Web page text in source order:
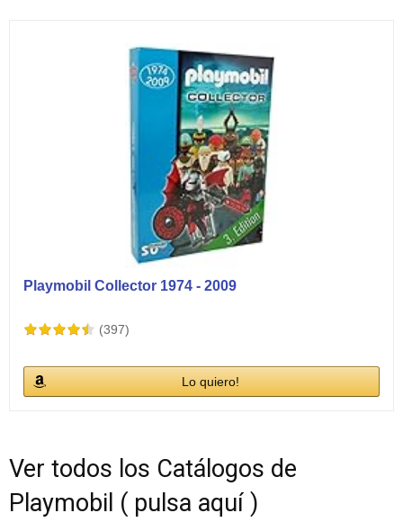
Playmobil Collector 1974 - 2009
(397)
Lo quiero!
Ver todos los Catálogos de
Playmobil ( pulsa aquí )